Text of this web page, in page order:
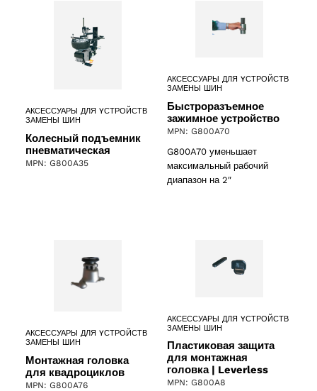
АКСЕССУАРЫ ДЛЯ YСТРОЙСТВ
ЗАМЕНЫ ШИН
Колесный подъемник
пневматическая
MPN: G800A35
АКСЕССУАРЫ ДЛЯ YСТРОЙСТВ
ЗАМЕНЫ ШИН
Быстроразъемное
зажимное устройство
MPN: G800A70
G800A70 уменьшает
максимальный рабочий
диапазон на 2″
АКСЕССУАРЫ ДЛЯ YСТРОЙСТВ
ЗАМЕНЫ ШИН
Монтажная головка
для квадроциклов
MPN: G800A76
АКСЕССУАРЫ ДЛЯ YСТРОЙСТВ
ЗАМЕНЫ ШИН
Пластиковая защита
для монтажная
головка | Leverless
MPN: G800A8